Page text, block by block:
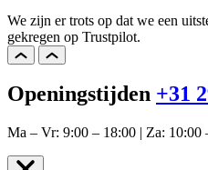
We zijn er trots op dat we een
gekregen op Trustpilot.
Openingstijden +31
Ma – Vr: 9:00 – 18:00 | Za: 10:00